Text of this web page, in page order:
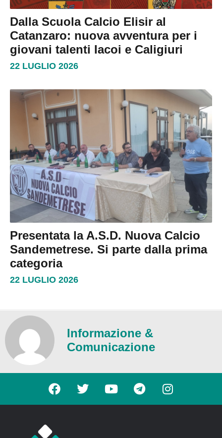
Dalla Scuola Calcio Elisir al
Catanzaro: nuova avventura per i
giovani talenti Iacoi e Caligiuri
22 LUGLIO 2026
Presentata la A.S.D. Nuova Calcio
Sandemetrese. Si parte dalla prima
categoria
22 LUGLIO 2026
Informazione &
Comunicazione